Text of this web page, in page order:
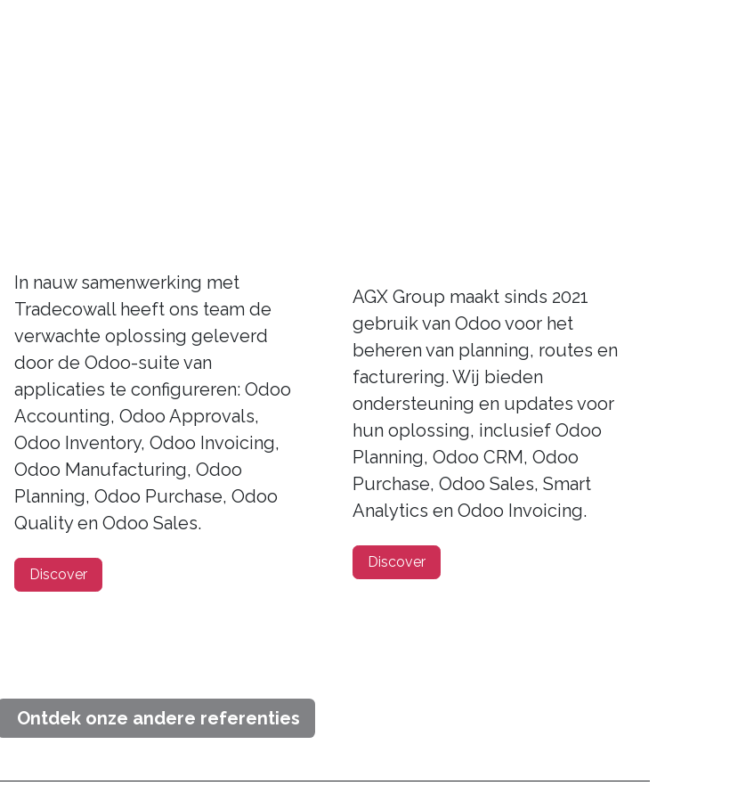
In nauw samenwerking met
Tradecowall heeft ons team de
verwachte oplossing geleverd
door de Odoo-suite van
applicaties te configureren: Odoo
Accounting, Odoo Approvals,
Odoo Inventory, Odoo Invoicing,
Odoo Manufacturing, Odoo
Planning, Odoo Purchase, Odoo
Quality en Odoo Sales.
Discover
AGX Group maakt sinds 2021
gebruik van Odoo voor het
beheren van planning, routes en
facturering. Wij bieden
ondersteuning en updates voor
hun oplossing, inclusief Odoo
Planning, Odoo CRM, Odoo
Purchase, Odoo Sales, Smart
Analytics en Odoo Invoicing.
Discover
Ontdek onze andere referenties